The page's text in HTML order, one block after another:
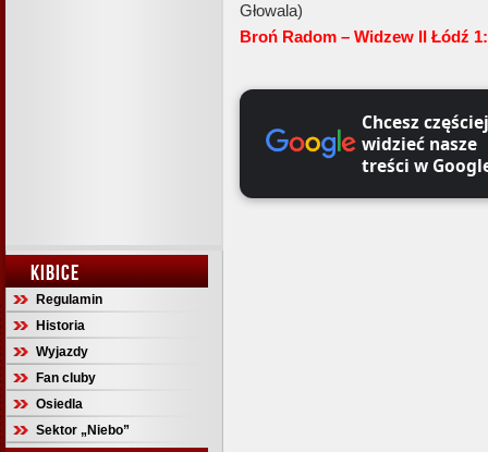
KIBICE
Regulamin
Historia
Wyjazdy
Fan cluby
Osiedla
Sektor „Niebo”
Głowala)
Broń Radom – Widzew II Łódź
Chcesz częściej
widzieć nasze
treści w